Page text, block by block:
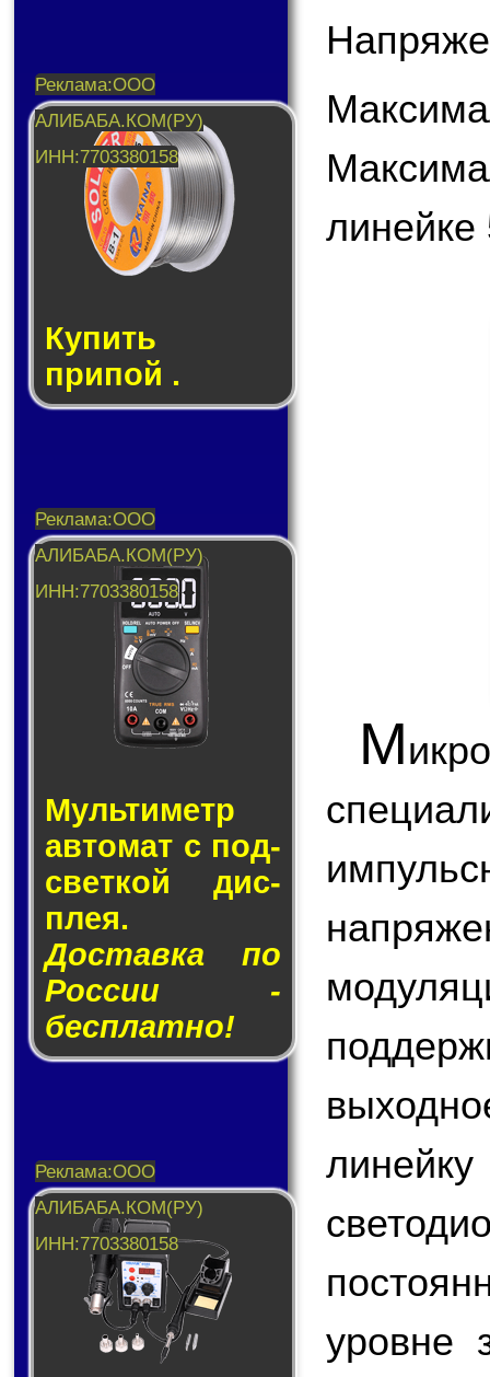
Купить
припой .
Муль­ти­метр
ав­то­мат с под­
свет­кой дис­
плея.
Доставка по
России -
бесплатно!
М
уровне